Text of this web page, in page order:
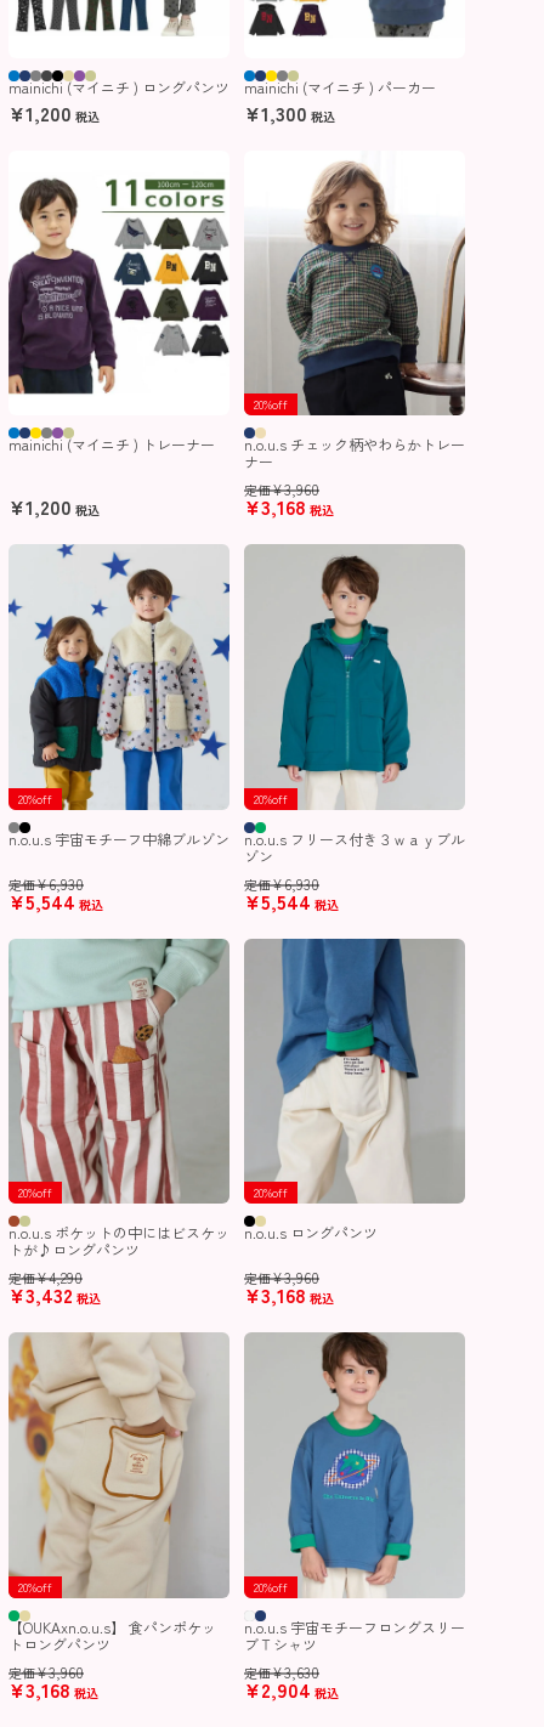
mainichi (マイニチ ) ロングパンツ
¥1,200 税込
mainichi (マイニチ ) パーカー
¥1,300 税込
mainichi (マイニチ ) トレーナー
¥1,200 税込
20%off
n.o.u.s チェック柄やわらかトレー
ナー
定価¥3,960
¥3,168 税込
20%off
n.o.u.s 宇宙モチーフ中綿ブルゾン
定価¥6,930
¥5,544 税込
20%off
n.o.u.s フリース付き３ｗａｙブル
ゾン
定価¥6,930
¥5,544 税込
20%off
n.o.u.s ポケットの中にはビスケッ
トが♪ロングパンツ
定価¥4,290
¥3,432 税込
20%off
n.o.u.s ロングパンツ
定価¥3,960
¥3,168 税込
20%off
【OUKAxn.o.u.s】 食パンポケッ
トロングパンツ
定価¥3,960
¥3,168 税込
20%off
n.o.u.s 宇宙モチーフロングスリー
ブＴシャツ
定価¥3,630
¥2,904 税込